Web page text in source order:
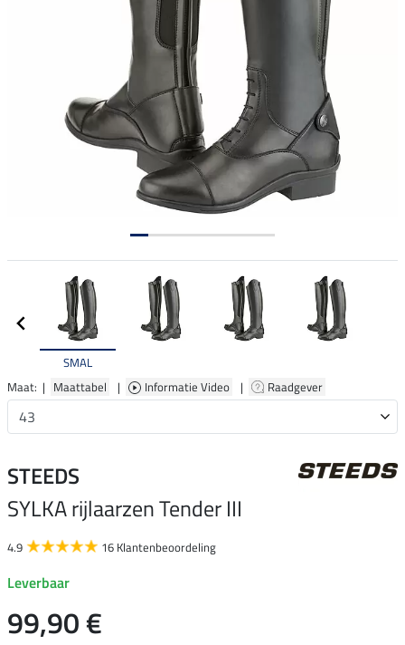
SMAL
Maat: | Maattabel | Informatie Video | Raadgever
STEEDS
SYLKA rijlaarzen Tender III
4.9 16 Klantenbeoordeling
Leverbaar
99,90 €